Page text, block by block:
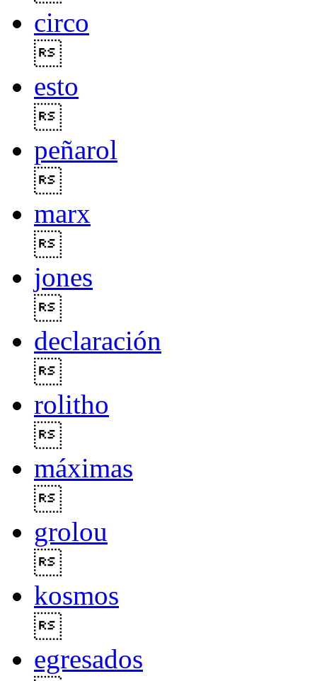
circo
esto
peñarol
marx
jones
declaración
rolitho
máximas
grolou
kosmos
egresados